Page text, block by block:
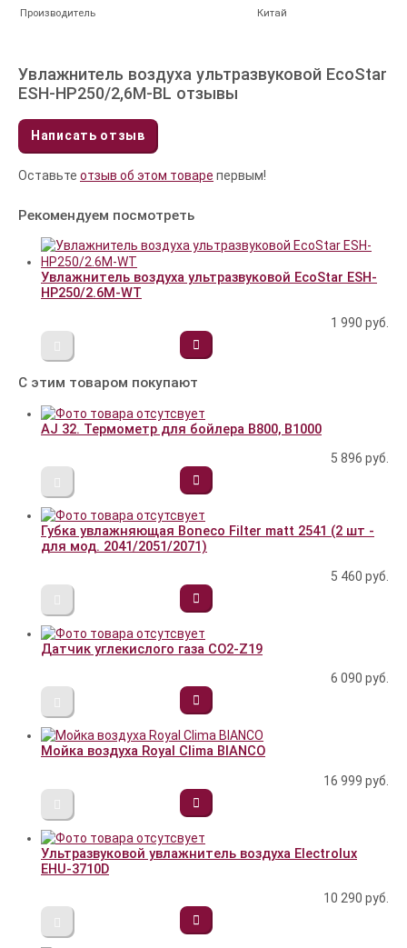
Производитель Китай
Увлажнитель воздуха ультразвуковой EcoStar
ESH-HP250/2,6M-BL отзывы
Написать отзыв
Оставьте отзыв об этом товаре первым!
Рекомендуем посмотреть
Увлажнитель воздуха ультразвуковой EcoStar ESH-
HP250/2.6M-WT
1 990 руб.
С этим товаром покупают
AJ 32. Термометр для бойлера В800, В1000
5 896 руб.
Губка увлажняющая Boneco Filter matt 2541 (2 шт -
для мод. 2041/2051/2071)
5 460 руб.
Датчик углекислого газа CO2-Z19
6 090 руб.
Мойка воздуха Royal Clima BIANCO
16 999 руб.
Ультразвуковой увлажнитель воздуха Electrolux
EHU-3710D
10 290 руб.